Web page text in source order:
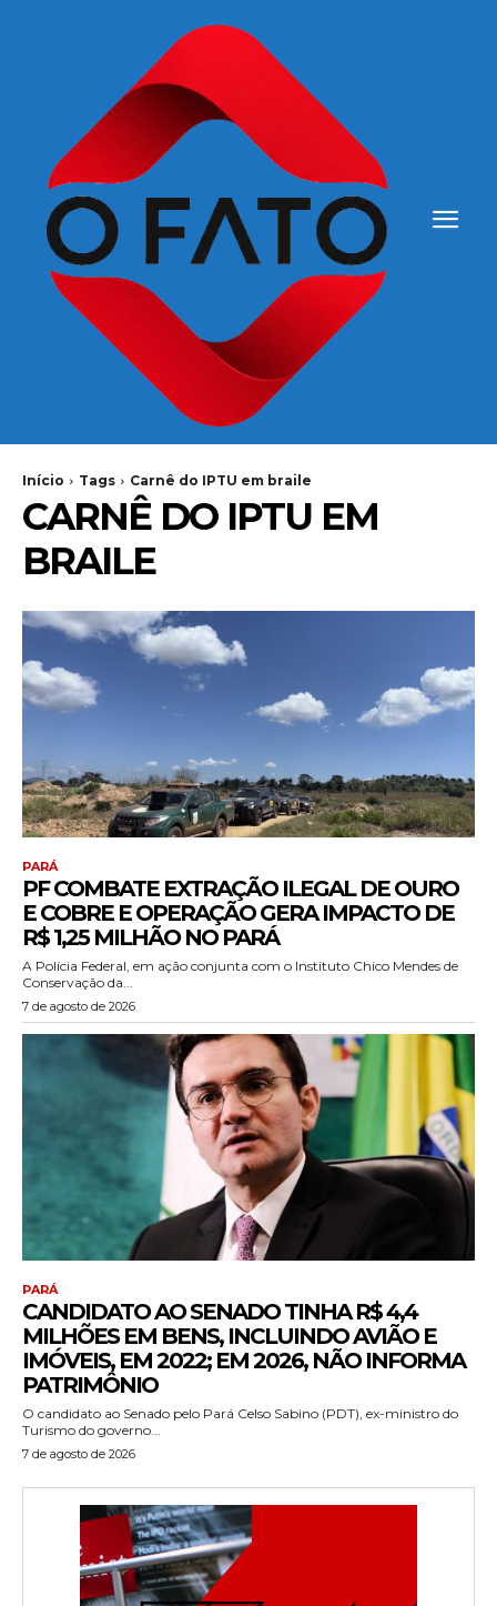
Início Tags Carnê do IPTU em braile
CARNÊ DO IPTU EM
BRAILE
PARÁ
PF COMBATE EXTRAÇÃO ILEGAL DE OURO
E COBRE E OPERAÇÃO GERA IMPACTO DE
R$ 1,25 MILHÃO NO PARÁ
A Polícia Federal, em ação conjunta com o Instituto Chico Mendes de
Conservação da...
7 de agosto de 2026
PARÁ
CANDIDATO AO SENADO TINHA R$ 4,4
MILHÕES EM BENS, INCLUINDO AVIÃO E
IMÓVEIS, EM 2022; EM 2026, NÃO INFORMA
PATRIMÔNIO
O candidato ao Senado pelo Pará Celso Sabino (PDT), ex-ministro do
Turismo do governo...
7 de agosto de 2026